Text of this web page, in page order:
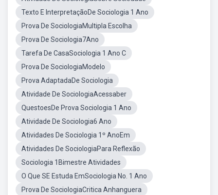
Texto E InterpretaçãoDe Sociologia 1 Ano
Prova De SociologiaMultipla Escolha
Prova De Sociologia7Ano
Tarefa De CasaSociologia 1 Ano C
Prova De SociologiaModelo
Prova AdaptadaDe Sociologia
Atividade De SociologiaAcessaber
QuestoesDe Prova Sociologia 1 Ano
Atividade De Sociologia6 Ano
Atividades De Sociologia 1º AnoEm
Atividades De SociologiaPara Reflexão
Sociologia 1Bimestre Atividades
O Que SE Estuda EmSociologia No. 1 Ano
Prova De SociologiaCritica Anhanguera